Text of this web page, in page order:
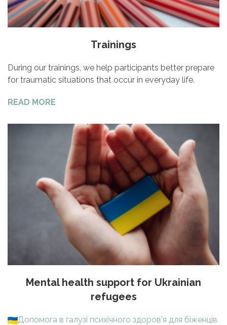
Trainings
During our trainings, we help participants better prepare
for traumatic situations that occur in everyday life.
READ MORE
Mental health support for Ukrainian
refugees
Допомога в галузі психічного здоров’я для біженців